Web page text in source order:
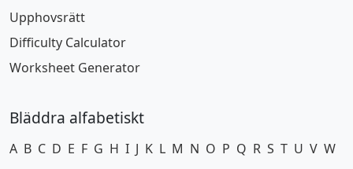
Upphovsrätt
Difficulty Calculator
Worksheet Generator
Bläddra alfabetiskt
A B C D E F G H I J K L M N O P Q R S T U V W